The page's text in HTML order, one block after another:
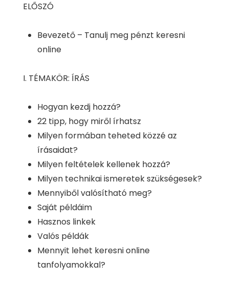
ELŐSZÓ
Bevezető – Tanulj meg pénzt keresni
online
I. TÉMAKÖR: ÍRÁS
Hogyan kezdj hozzá?
22 tipp, hogy miről írhatsz
Milyen formában teheted közzé az
írásaidat?
Milyen feltételek kellenek hozzá?
Milyen technikai ismeretek szükségesek?
Mennyiből valósítható meg?
Saját példáim
Hasznos linkek
Valós példák
Mennyit lehet keresni online
tanfolyamokkal?